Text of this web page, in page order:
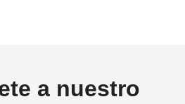
a nuestro